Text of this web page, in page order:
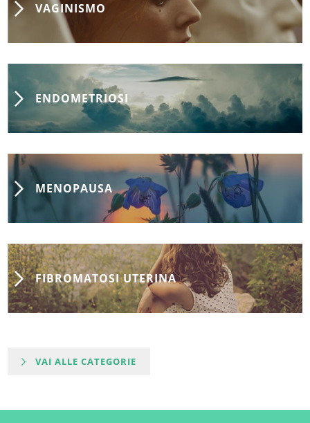
VAGINISMO
ENDOMETRIOSI
MENOPAUSA
FIBROMATOSI UTERINA
VAI ALLE CATEGORIE